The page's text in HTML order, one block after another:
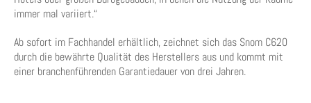
immer mal variiert.“
Ab sofort im Fachhandel erhältlich, zeichnet sich das Snom C620
durch die bewährte Qualität des Herstellers aus und kommt mit
einer branchenführenden Garantiedauer von drei Jahren.